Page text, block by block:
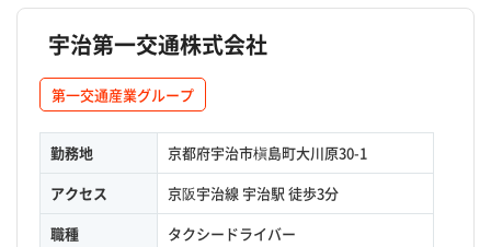
宇治第一交通株式会社
第一交通産業グループ
勤務地
京都府宇治市槇島町大川原30-1
アクセス
京阪宇治線 宇治駅 徒歩3分
職種
タクシードライバー